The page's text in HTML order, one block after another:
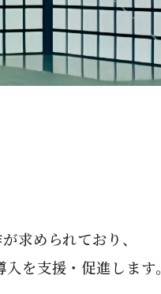
求められており、
を支援・促進します。